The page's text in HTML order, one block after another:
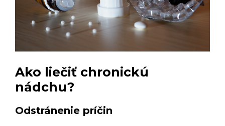
Ako liečiť chronickú
nádchu?
Odstránenie príčin